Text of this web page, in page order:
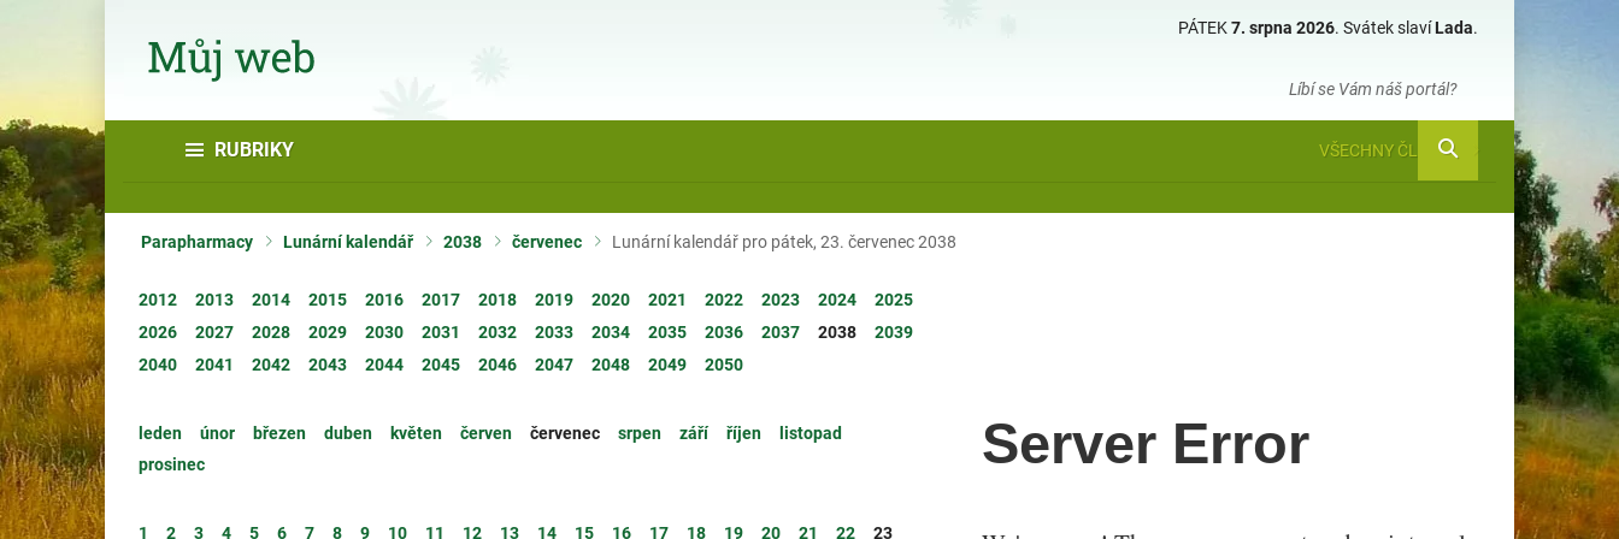
PÁTEK7. srpna 2026. Svátek slavíLada.
Líbí se Vám náš portál?
RUBRIKY VŠECHNY ČLÁNKY
Parapharmacy Lunární kalendář 2038 červenec Lunární kalendář pro pátek, 23. červenec 2038
2012 2013 2014 2015 2016 2017 2018 2019 2020 2021 2022 2023 2024
2025
2026
2027 2028 2029 2030 2031 2032 2033 2034 2035 2036 2037 2038
2039
2040
2041 2042 2043 2044 2045 2046 2047 2048 2049 2050
leden únor březen duben květen červen červenec srpen září říjen
listopad
prosinec
1 2 3 4 5 6 7 8 9 10 11 12 13 14 15 16 17 18 19 20 21 22 23
Server Error